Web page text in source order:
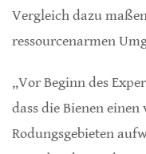
Vergleich dazu
ressourcenarmen
„Vor Beginn des
dass die Bienen
Rodungsgebieten